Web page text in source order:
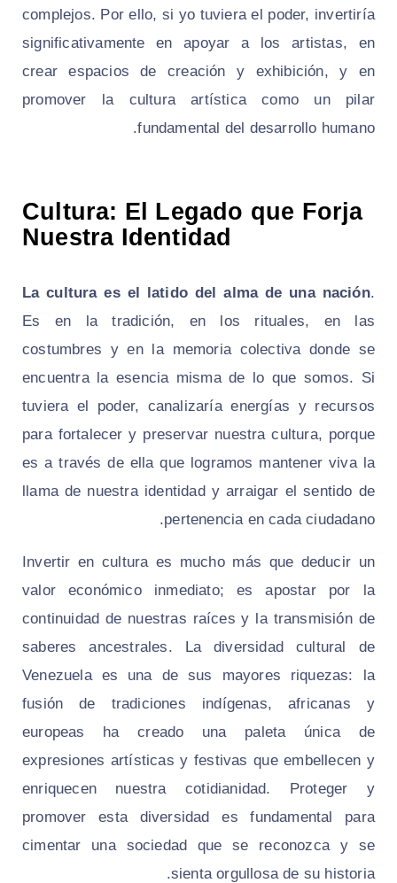
complejos. Por ello, si yo tuviera el poder, invertiría
significativamente en apoyar a los artistas, en
crear espacios de creación y exhibición, y en
promover la cultura artística como un pilar
fundamental del desarrollo humano.
Cultura: El Legado que Forja
Nuestra Identidad
La cultura es el latido del alma de una nación.
Es en la tradición, en los rituales, en las
costumbres y en la memoria colectiva donde se
encuentra la esencia misma de lo que somos. Si
tuviera el poder, canalizaría energías y recursos
para fortalecer y preservar nuestra cultura, porque
es a través de ella que logramos mantener viva la
llama de nuestra identidad y arraigar el sentido de
pertenencia en cada ciudadano.
Invertir en cultura es mucho más que deducir un
valor económico inmediato; es apostar por la
continuidad de nuestras raíces y la transmisión de
saberes ancestrales. La diversidad cultural de
Venezuela es una de sus mayores riquezas: la
fusión de tradiciones indígenas, africanas y
europeas ha creado una paleta única de
expresiones artísticas y festivas que embellecen y
enriquecen nuestra cotidianidad. Proteger y
promover esta diversidad es fundamental para
cimentar una sociedad que se reconozca y se
sienta orgullosa de su historia.